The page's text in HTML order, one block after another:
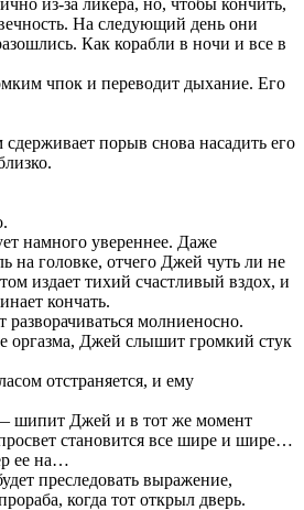
На следующий день они
Как корабли в ночи и все в
чпок и переводит дыхание. Его
порыв снова насадить его
намного увереннее. Даже
на головке, отчего Джей чуть ли не
издает тихий счастливый вздох, и
кончать.
молниеносно.
оргазма, Джей слышит громкий стук
отстраняется, и ему
шипит Джей и в тот же момент
становится все шире и шире…
ее на…
преследовать выражение,
когда тот открыл дверь.